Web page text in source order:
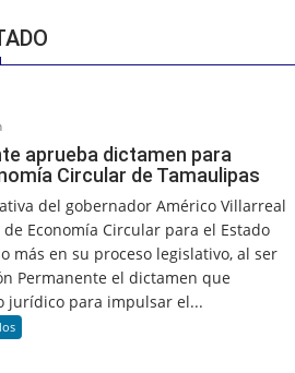
aprueba dictamen para
Circular de Tamaulipas
del gobernador Américo Villarreal
Economía Circular para el Estado
más en su proceso legislativo, al ser
Permanente el dictamen que
jurídico para impulsar el...